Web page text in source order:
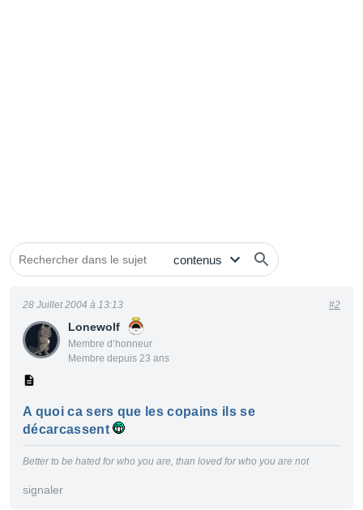
Lonewolf
Membre d’honneur
Membre depuis 23 ans
28 Juillet 2004 à 13:13 #2
A quoi ca sers que les copains ils se
décarcassent
Better to be hated for who you are, than loved for who you are not
signaler